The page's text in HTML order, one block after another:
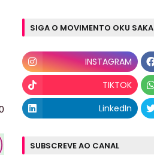
SIGA O MOVIMENTO OKU SAKA
INSTAGRAM
TIKTOK
LinkedIn
SUBSCREVE AO CANAL